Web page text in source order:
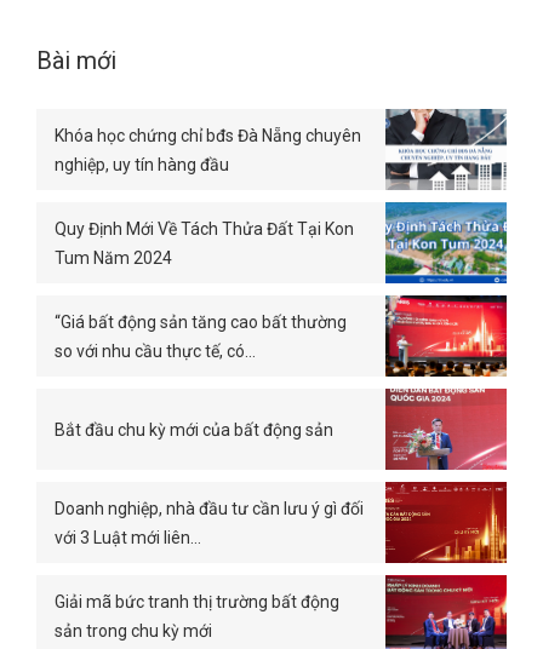
Bài mới
Khóa học chứng chỉ bđs Đà Nẵng chuyên
nghiệp, uy tín hàng đầu
Quy Định Mới Về Tách Thửa Đất Tại Kon
Tum Năm 2024
“Giá bất động sản tăng cao bất thường
so với nhu cầu thực tế, có…
Bắt đầu chu kỳ mới của bất động sản
Doanh nghiệp, nhà đầu tư cần lưu ý gì đối
với 3 Luật mới liên…
Giải mã bức tranh thị trường bất động
sản trong chu kỳ mới